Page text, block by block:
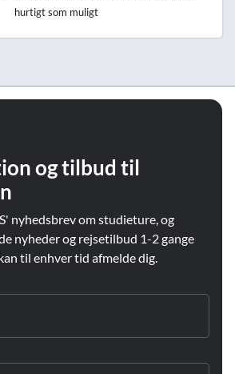
hurtigt som muligt
og tilbud til
nyhedsbrev om studieture, og
nyheder og rejsetilbud 1-2 gange
til enhver tid afmelde dig.